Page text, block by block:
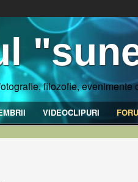
filozofie, evenimente
VIDEOCLIPURI